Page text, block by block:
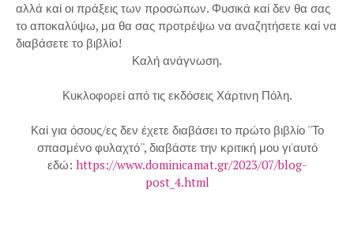
αλλά καί οι πράξεις των προσώπων. Φυσικά καί δεν θα σας
το αποκαλύψω, μα θα σας προτρέψω να αναζητήσετε καί να
διαβάσετε το βιβλίο!
Καλή ανάγνωση.
Κυκλοφορεί από τις εκδόσεις Χάρτινη Πόλη.
Καί για όσους/ες δεν έχετε διαβάσει το πρώτο βιβλίο ''Το
σπασμένο φυλαχτό'', διαβάστε την κριτική μου γι'αυτό
εδώ: https://www.dominicamat.gr/2023/07/blog-
post_4.html